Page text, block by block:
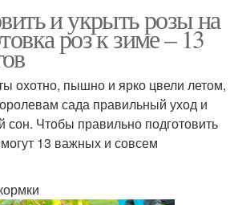
и укрыть розы на
роз к зиме – 13
охотно, пышно и ярко цвели летом,
сада правильный уход и
Чтобы правильно подготовить
13 важных и совсем